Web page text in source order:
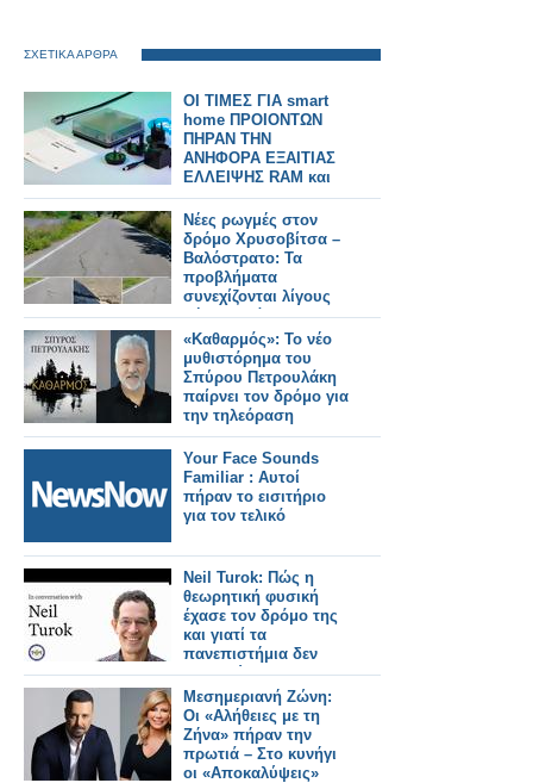
ΣΧΕΤΙΚΑ ΑΡΘΡΑ
ΟΙ ΤΙΜΕΣ ΓΙΑ smart
home ΠΡΟΙΟΝΤΩΝ
ΠΗΡΑΝ ΤΗΝ
ΑΝΗΦΟΡΑ ΕΞΑΙΤΙΑΣ
ΕΛΛΕΙΨΗΣ RAM και
chip
Νέες ρωγμές στον
δρόμο Χρυσοβίτσα –
Βαλόστρατο: Τα
προβλήματα
συνεχίζονται λίγους
μήνες μετά την
ασφαλτόστρωση
«Καθαρμός»: Το νέο
μυθιστόρημα του
Σπύρου Πετρουλάκη
παίρνει τον δρόμο για
την τηλεόραση
Your Face Sounds
Familiar : Αυτοί
πήραν το εισιτήριο
για τον τελικό
Neil Turok: Πώς η
θεωρητική φυσική
έχασε τον δρόμο της
και γιατί τα
πανεπιστήμια δεν
ενθαρρύνουν την
πρωτοτυπία
Μεσημεριανή Ζώνη:
Οι «Αλήθειες με τη
Ζήνα» πήραν την
πρωτιά – Στο κυνήγι
οι «Αποκαλύψεις»